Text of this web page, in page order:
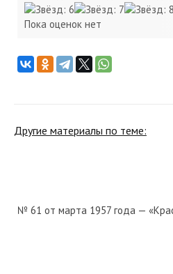
Пока оценок нет
Другие материалы по теме:
№ 61 от марта 1957 года —